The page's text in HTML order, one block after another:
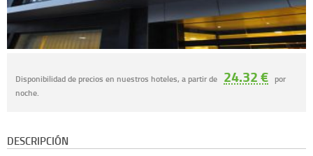
Disponibilidad de precios en nuestros hoteles, a partir de 24.32 € por
noche.
DESCRIPCIÓN